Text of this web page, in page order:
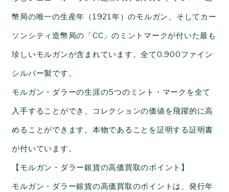
幣局の唯一の生産年（ 1921年）のモルガン、そしてカー
ソンシティ造幣局の「CC 」のミントマークが付いた最も
珍しいモルガンが含まれています。全て0.900ファイン
シルバー製です。
モルガン・ダラーの生涯の5つのミント・マークを全て
入手することができ、コレクションの価値を飛躍的に高
めることができます。本物であることを証明する証明書
が付いています。
【モルガン・ダラー銀貨の高価買取のポイント】
モルガン・ダラー銀貨の高価買取のポイントは、発行年